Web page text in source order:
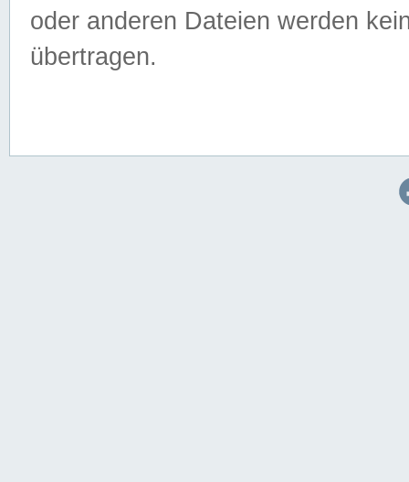
oder anderen Dateien werden
übertragen.